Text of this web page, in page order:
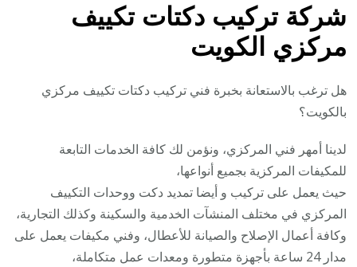
شركة تركيب دكتات تكييف
مركزي الكويت
هل ترغب بالاستعانة بخبرة فني تركيب دكتات تكييف مركزي
بالكويت؟
لدينا أمهر فني المركزي، ونؤمن لك كافة الخدمات التابعة
للمكيفات المركزية بجميع أنواعها،
حيث يعمل على تركيب و أيضا تمديد دكت ووحدات التكييف
المركزي في مختلف المنشآت الخدمية والسكينة وكذلك التجارية،
وكافة أعمال الإصلاح والصيانة للأعطال، وفني مكيفات يعمل على
مدار 24 ساعة بأجهزة متطورة ومعدات عمل متكاملة،